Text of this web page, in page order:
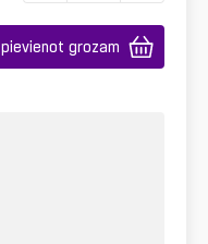
pievienot grozam